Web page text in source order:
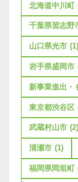
北海道中川町
千葉県習志野
山口県光市 (1)
岩手県盛岡市
新事業進出・
東京都渋谷区
武蔵村山市 (2)
清瀬市 (1)
福岡県岡垣町